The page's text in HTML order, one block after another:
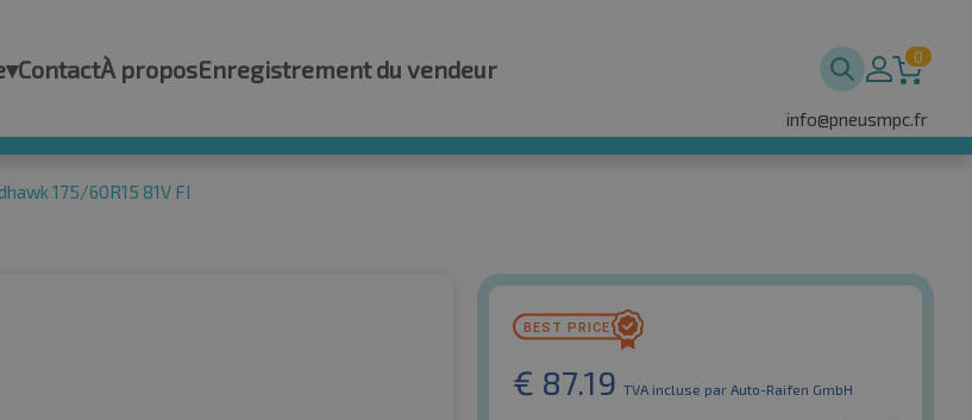
▾ContactÀ proposEnregistrement du vendeur 0
info@pneusmpc.fr
175/60R15 81V FI
€ 87.19 TVA incluse par Auto-Raifen GmbH